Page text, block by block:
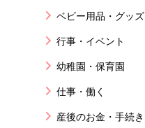
ベビー用品・グッズ
行事・イベント
幼稚園・保育園
仕事・働く
産後のお金・手続き